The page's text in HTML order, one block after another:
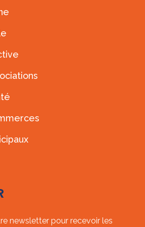
newsletter pour recevoir les